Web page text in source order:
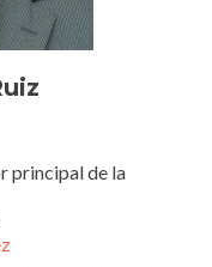
principal de la